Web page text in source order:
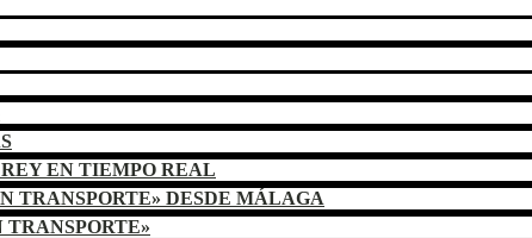
EN TIEMPO REAL
TRANSPORTE» DESDE MÁLAGA